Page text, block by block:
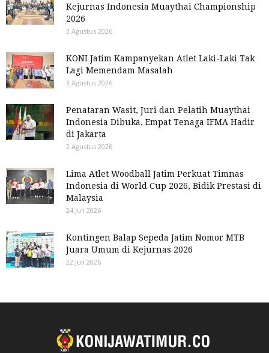
Kejurnas Indonesia Muaythai Championship
2026
3 Agustus 2026
KONI Jatim Kampanyekan Atlet Laki-Laki Tak
Lagi Memendam Masalah
3 Agustus 2026
Penataran Wasit, Juri dan Pelatih Muaythai
Indonesia Dibuka, Empat Tenaga IFMA Hadir
di Jakarta
2 Agustus 2026
Lima Atlet Woodball Jatim Perkuat Timnas
Indonesia di World Cup 2026, Bidik Prestasi di
Malaysia
24 Juli 2026
Kontingen Balap Sepeda Jatim Nomor MTB
Juara Umum di Kejurnas 2026
22 Juli 2026